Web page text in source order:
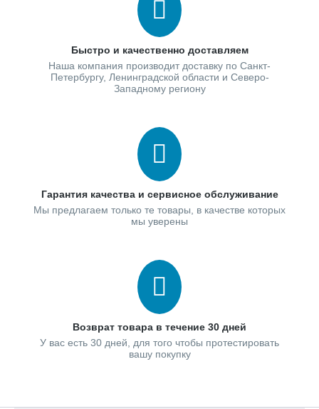
Быстро и качественно доставляем
Наша компания производит доставку по Санкт-
Петербургу, Ленинградской области и Северо-
Западному региону
Гарантия качества и сервисное обслуживание
Мы предлагаем только те товары, в качестве которых
мы уверены
Возврат товара в течение 30 дней
У вас есть 30 дней, для того чтобы протестировать
вашу покупку